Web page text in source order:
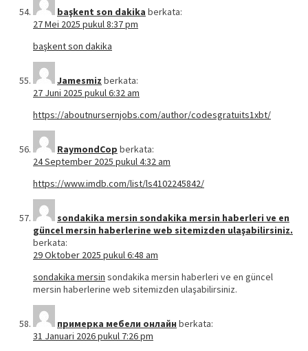
başkent son dakika berkata:
27 Mei 2025 pukul 8:37 pm
başkent son dakika
Jamesmiz berkata:
27 Juni 2025 pukul 6:32 am
https://aboutnursernjobs.com/author/codesgratuits1xbt/
RaymondCop berkata:
24 September 2025 pukul 4:32 am
https://www.imdb.com/list/ls4102245842/
sondakika mersin sondakika mersin haberleri ve en
güncel mersin haberlerine web sitemizden ulaşabilirsiniz.
berkata:
29 Oktober 2025 pukul 6:48 am
sondakika mersin sondakika mersin haberleri ve en güncel
mersin haberlerine web sitemizden ulaşabilirsiniz.
примерка мебели онлайн berkata:
31 Januari 2026 pukul 7:26 pm